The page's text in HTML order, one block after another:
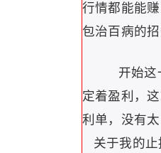
行情都能能
包治百病的
开始这
定着盈利，
利单，没有
关于我的止